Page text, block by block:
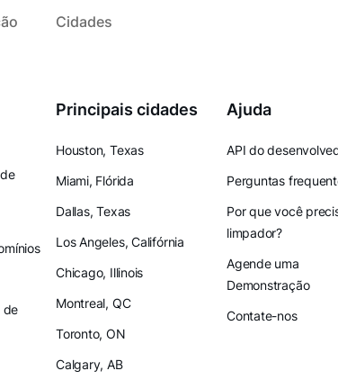
Cidades
de
Principais cidades
Houston, Texas
Miami, Flórida
Dallas, Texas
Los Angeles, Califórnia
Chicago, Illinois
Montreal, QC
Toronto, ON
Calgary, AB
Ajuda
API do
Perguntas
Por que você
limpador?
Agende uma
Demonstração
Contate-nos